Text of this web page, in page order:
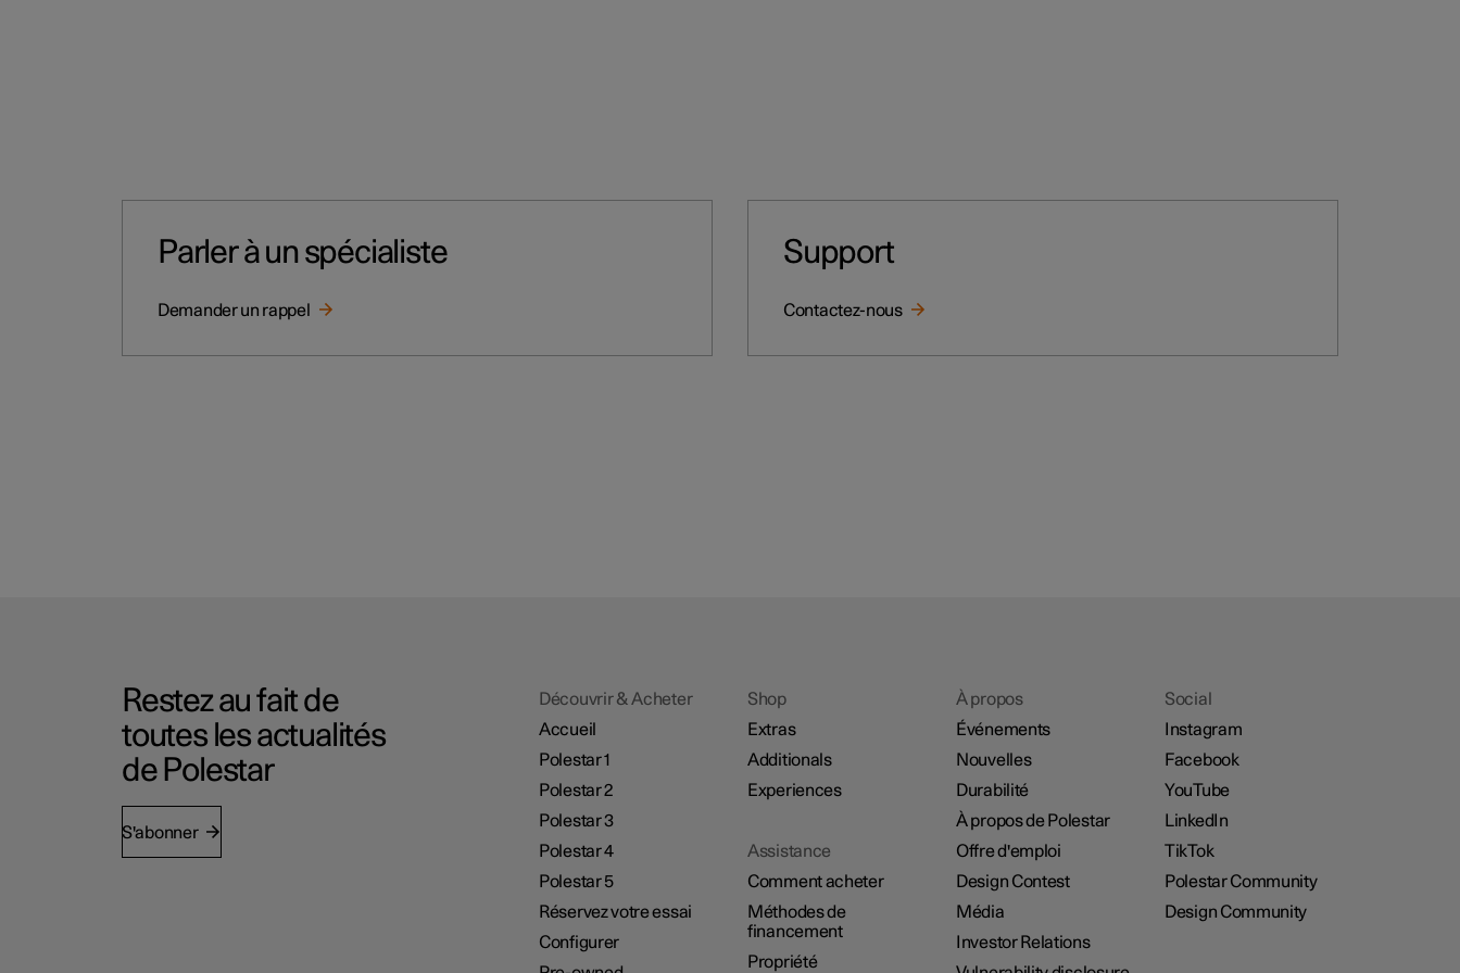
Parler à un spécialiste
Demander un rappel
Support
Contactez-nous
Restez au fait de
toutes les actualités
de Polestar
S'abonner
Découvrir & Acheter
Accueil
Polestar 1
Polestar 2
Polestar 3
Polestar 4
Polestar 5
Réservez votre essai
Configurer
Shop
Extras
Additionals
Experiences
Assistance
Comment acheter
Méthodes de
financement
Propriété
À propos
Événements
Nouvelles
Durabilité
À propos de Polestar
Offre d'emploi
Design Contest
Média
Investor Relations
Social
Instagram
Facebook
YouTube
LinkedIn
TikTok
Polestar Community
Design Community